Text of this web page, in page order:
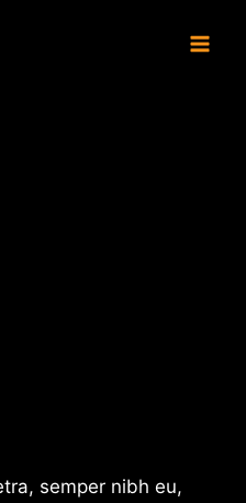
semper nibh eu,